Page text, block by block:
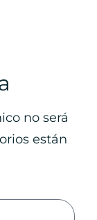
no será
están